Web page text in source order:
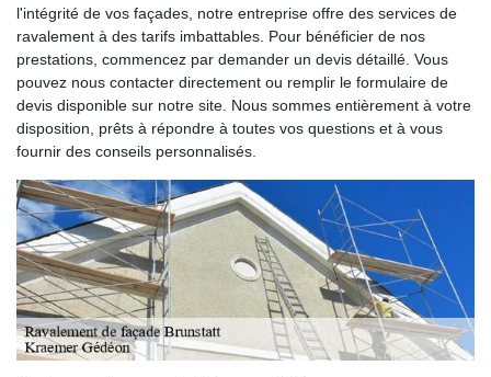
l'intégrité de vos façades, notre entreprise offre des services de
ravalement à des tarifs imbattables. Pour bénéficier de nos
prestations, commencez par demander un devis détaillé. Vous
pouvez nous contacter directement ou remplir le formulaire de
devis disponible sur notre site. Nous sommes entièrement à votre
disposition, prêts à répondre à toutes vos questions et à vous
fournir des conseils personnalisés.